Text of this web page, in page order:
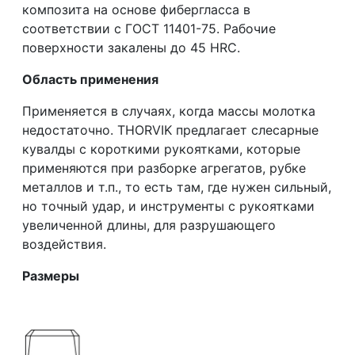
композита на основе фибергласса в
соответствии с ГОСТ 11401-75. Рабочие
поверхности закалены до 45 HRC.
Область применения
Применяется в случаях, когда массы молотка
недостаточно. THORVIK предлагает слесарные
кувалды с короткими рукоятками, которые
применяются при разборке агрегатов, рубке
металлов и т.п., то есть там, где нужен сильный,
но точный удар, и инструменты с рукоятками
увеличенной длины, для разрушающего
воздействия.
Размеры